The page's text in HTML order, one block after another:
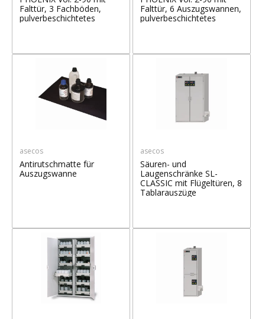
Falttür, 3 Fachböden,
pulverbeschichtetes
Falttür, 6 Auszugswannen,
pulverbeschichtetes
asecos
Antirutschmatte für
Auszugswanne
asecos
Säuren- und
Laugenschränke SL-
CLASSIC mit Flügeltüren, 8
Tablarauszüge